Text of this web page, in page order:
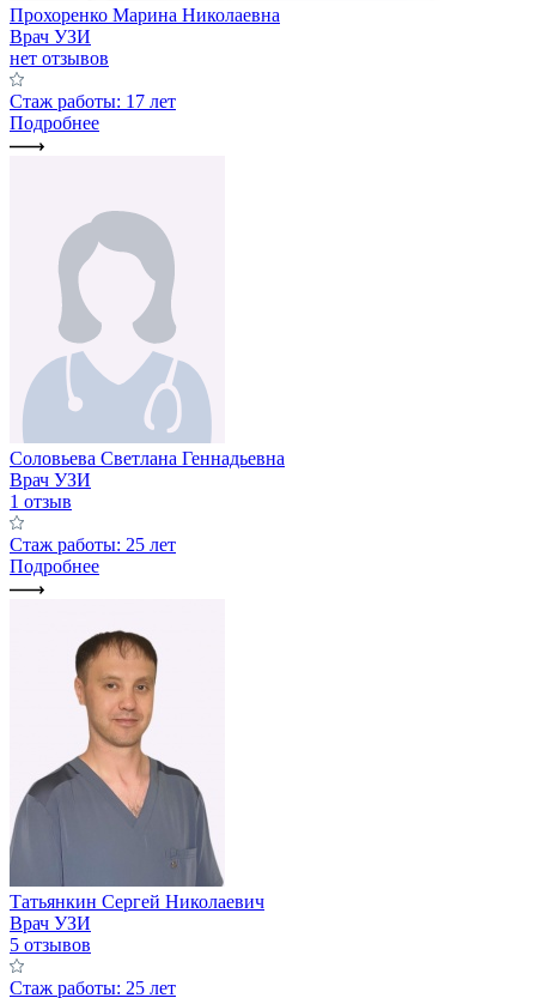
Прохоренко Марина Николаевна
Врач УЗИ
нет отзывов
Стаж работы: 17 лет
Подробнее
Соловьева Светлана Геннадьевна
Врач УЗИ
1 отзыв
Стаж работы: 25 лет
Подробнее
Татьянкин Сергей Николаевич
Врач УЗИ
5 отзывов
Стаж работы: 25 лет